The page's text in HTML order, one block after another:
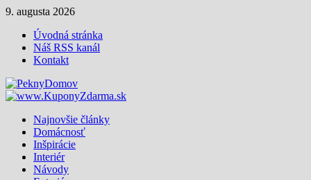
Skip
content
9. augusta 2026
Úvodná stránka
Náš RSS kanál
Kontakt
Najnovšie články
Domácnosť
Inšpirácie
Interiér
Návody